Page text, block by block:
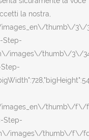
images_en\/thumb\/
Step-
images\/thumb\/f\/